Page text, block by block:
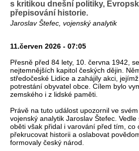
s kritikou dnešní politiky,
přepisování historie.
Jaroslav Štefec, vojenský analytik
11.červen 2026 - 07:05
Přesně před 84 lety, 10. června 1942,
nejtemnějších kapitol českých dějin.
středočeské Lidice a zahájily akci,
potrestání obyvatel obce. Cílem bylo
zemského i z lidské paměti.
Právě na tuto událost upozornil ve
vojenský analytik Jaroslav Štefec.
oběti však přidal i varování před tím, co
překrucovat historii a oslabovat
formovaly český národ.